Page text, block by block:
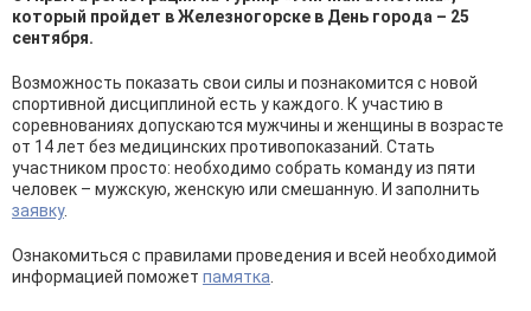
который пройдет в Железногорске в День города – 25
сентября.
Возможность показать свои силы и познакомится с новой
спортивной дисциплиной есть у каждого. К участию в
соревнованиях допускаются мужчины и женщины в возрасте
от 14 лет без медицинских противопоказаний. Стать
участником просто: необходимо собрать команду из пяти
человек – мужскую, женскую или смешанную. И заполнить
заявку.
Ознакомиться с правилами проведения и всей необходимой
информацией поможет памятка